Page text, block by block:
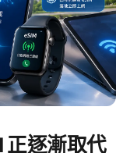
正逐漸取代